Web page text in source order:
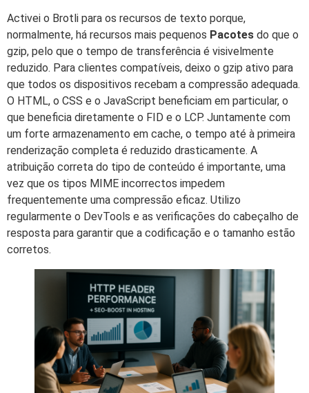
Activei o Brotli para os recursos de texto porque,
normalmente, há recursos mais pequenos Pacotes do que o
gzip, pelo que o tempo de transferência é visivelmente
reduzido. Para clientes compatíveis, deixo o gzip ativo para
que todos os dispositivos recebam a compressão adequada.
O HTML, o CSS e o JavaScript beneficiam em particular, o
que beneficia diretamente o FID e o LCP. Juntamente com
um forte armazenamento em cache, o tempo até à primeira
renderização completa é reduzido drasticamente. A
atribuição correta do tipo de conteúdo é importante, uma
vez que os tipos MIME incorrectos impedem
frequentemente uma compressão eficaz. Utilizo
regularmente o DevTools e as verificações do cabeçalho de
resposta para garantir que a codificação e o tamanho estão
corretos.